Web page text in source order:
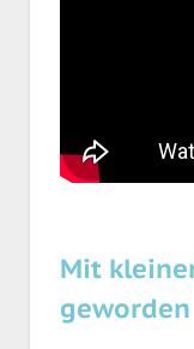
Mit
geworden